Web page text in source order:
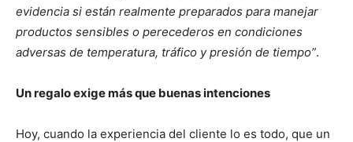
evidencia si están realmente preparados para manejar
productos sensibles o perecederos en condiciones
adversas de temperatura, tráfico y presión de tiempo”.
Un regalo exige más que buenas intenciones
Hoy, cuando la experiencia del cliente lo es todo, que un